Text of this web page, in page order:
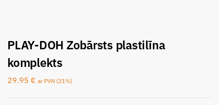
PLAY-DOH Zobārsts plastilīna
komplekts
29.95 € ar PVN (21%)